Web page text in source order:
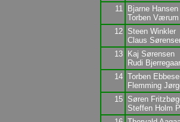
11
Bjarne Hansen
Torben Værum
12 Steen Winkler
Claus
13
Kaj Sørensen
Rudi
14 Torben
Flemming
15 Søren
Steffen Holm